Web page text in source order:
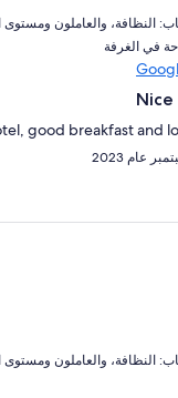
good breakfast and